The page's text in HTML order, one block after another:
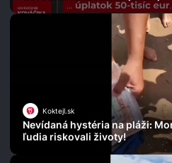
Koktejl.sk
Nevídaná hystéria na pláži:
ľudia riskovali životy!